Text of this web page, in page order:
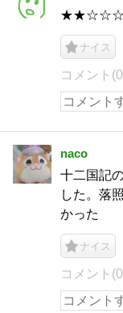
★★☆☆☆
ナイス
コメント
naco
十二国記
した。落
かった
ナイス
コメント